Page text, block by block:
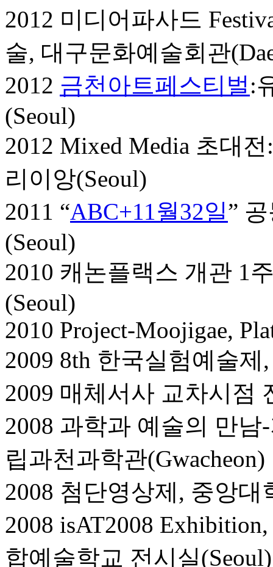
2012 미디어파사드
술, 대구문화예술회관
2012 금천아트페스티벌 :
(Seoul)
2012 Mixed Media 초대
리이앙(Seoul)
2011 “ABC+11월32일”
(Seoul)
2010 캐논플랙스 개관 1
(Seoul)
2010 Project-Moojigae,
2009 8th 한국실험예술
2009 매체서사 교차시점
2008 과학과 예술의 만
립과천과학관(Gwacheon)
2008 첨단영상제, 중앙
2008 isAT2008
합예술학교 전시실(Seoul)